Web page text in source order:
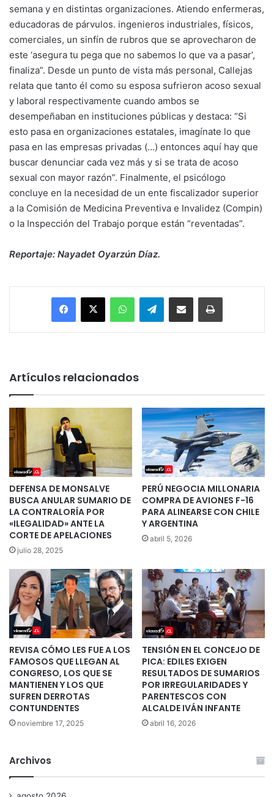
semana y en distintas organizaciones. Atiendo enfermeras,
educadoras de párvulos. ingenieros industriales, físicos,
comerciales, un sinfín de rubros que se aprovecharon de
este ‘asegura tu pega que no sabemos lo que va a pasar’,
finaliza”. Desde un punto de vista más personal, Callejas
relata que tanto él como su esposa sufrieron acoso sexual
y laboral respectivamente cuando ambos se
desempeñaban en instituciones públicas y destaca: “Si
esto pasa en organizaciones estatales, imagínate lo que
pasa en las empresas privadas (…) entonces aquí hay que
buscar denunciar cada vez más y si se trata de acoso
sexual con mayor razón”. Finalmente, el psicólogo
concluye en la necesidad de un ente fiscalizador superior
a la Comisión de Medicina Preventiva e Invalidez (Compin)
o la Inspección del Trabajo porque están “reventadas”.
Reportaje: Nayadet Oyarzún Díaz.
Facebook
X WhatsAppTelegramEnviar vía email Imprimir
Artículos relacionados
DEFENSA DE MONSALVE
BUSCA ANULAR SUMARIO DE
LA CONTRALORÍA POR
«ILEGALIDAD» ANTE LA
CORTE DE APELACIONES
julio 28, 2025
PERÚ NEGOCIA MILLONARIA
COMPRA DE AVIONES F-16
PARA ALINEARSE CON CHILE
Y ARGENTINA
abril 5, 2026
REVISA CÓMO LES FUE A LOS
FAMOSOS QUE LLEGAN AL
CONGRESO, LOS QUE SE
MANTIENEN Y LOS QUE
SUFREN DERROTAS
CONTUNDENTES
noviembre 17, 2025
TENSIÓN EN EL CONCEJO DE
PICA: EDILES EXIGEN
RESULTADOS DE SUMARIOS
POR IRREGULARIDADES Y
PARENTESCOS CON
ALCALDE IVÁN INFANTE
abril 16, 2026
Archivos